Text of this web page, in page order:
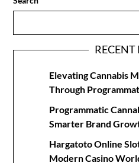
RECENT
Elevating Cannabis
Through
Programmatic
Smarter Brand
Hargatoto Online
Modern Casino